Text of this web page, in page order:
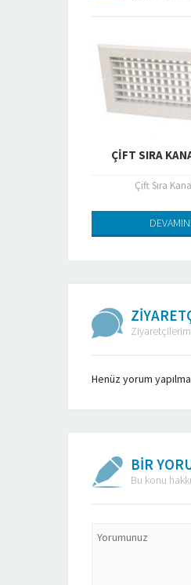
ÇIFT SIRA
Çift Sıra
Henüz yorum
BİR
Bu konu